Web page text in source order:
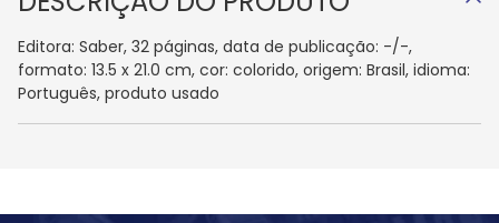
Editora: Saber, 32 páginas, data de publicação: -/-,
formato: 13.5 x 21.0 cm, cor: colorido, origem: Brasil, idioma:
Português, produto usado